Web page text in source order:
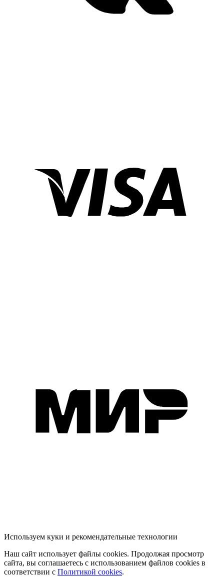
Используем куки и рекомендательные технологии
Наш сайт использует файлы cookies. Продолжая просмотр
сайта, вы соглашаетесь с использованием файлов cookies в
соответствии с Политикой cookies.